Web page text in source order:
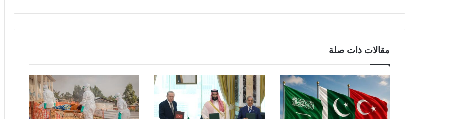
مقالات ذات صلة